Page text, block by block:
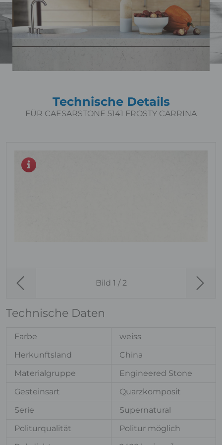
Technische Details
FÜR CAESARSTONE 5141 FROSTY CARRINA
Previous Bild 1 / 2 Next
Technische Daten
Farbe
weiss
Herkunftsland
China
Materialgruppe
Engineered Stone
Gesteinsart
Quarzkomposit
Serie
Supernatural
Politurqualität
Politur möglich